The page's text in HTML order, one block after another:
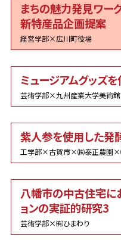
まちの魅力発見ワー
新特産品企画提案
経営学部×広川町役場
ミュージアムグッズを
芸術学部×九州産業大学美術
紫人参を使用した発
工学部×古賀市×㈱泰正農園×
八幡市の中古住宅に
ョンの実証的研究3
芸術学部×㈲ひまわり